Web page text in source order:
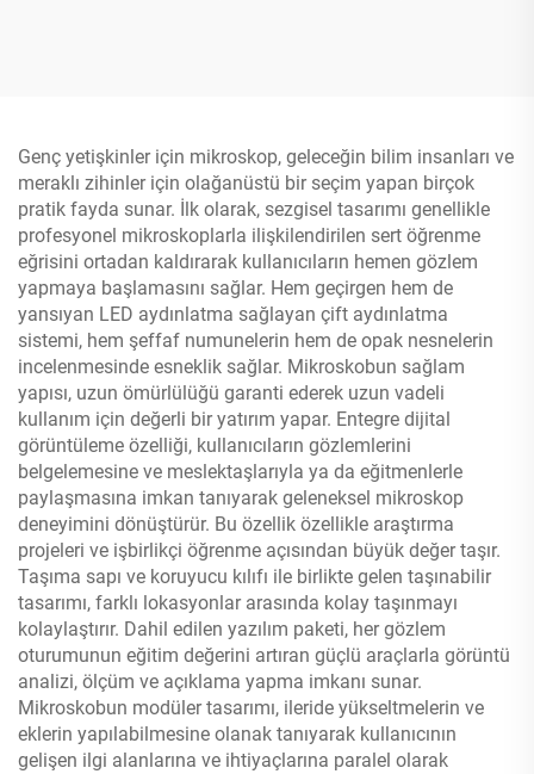
Genç yetişkinler için mikroskop, geleceğin bilim insanları ve
meraklı zihinler için olağanüstü bir seçim yapan birçok
pratik fayda sunar. İlk olarak, sezgisel tasarımı genellikle
profesyonel mikroskoplarla ilişkilendirilen sert öğrenme
eğrisini ortadan kaldırarak kullanıcıların hemen gözlem
yapmaya başlamasını sağlar. Hem geçirgen hem de
yansıyan LED aydınlatma sağlayan çift aydınlatma
sistemi, hem şeffaf numunelerin hem de opak nesnelerin
incelenmesinde esneklik sağlar. Mikroskobun sağlam
yapısı, uzun ömürlülüğü garanti ederek uzun vadeli
kullanım için değerli bir yatırım yapar. Entegre dijital
görüntüleme özelliği, kullanıcıların gözlemlerini
belgelemesine ve meslektaşlarıyla ya da eğitmenlerle
paylaşmasına imkan tanıyarak geleneksel mikroskop
deneyimini dönüştürür. Bu özellik özellikle araştırma
projeleri ve işbirlikçi öğrenme açısından büyük değer taşır.
Taşıma sapı ve koruyucu kılıfı ile birlikte gelen taşınabilir
tasarımı, farklı lokasyonlar arasında kolay taşınmayı
kolaylaştırır. Dahil edilen yazılım paketi, her gözlem
oturumunun eğitim değerini artıran güçlü araçlarla görüntü
analizi, ölçüm ve açıklama yapma imkanı sunar.
Mikroskobun modüler tasarımı, ileride yükseltmelerin ve
eklerin yapılabilmesine olanak tanıyarak kullanıcının
gelişen ilgi alanlarına ve ihtiyaçlarına paralel olarak